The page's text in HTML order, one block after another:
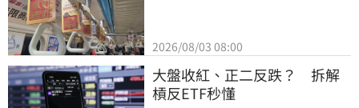
2026/08/03 08:00
大盤收紅、正二反跌？　拆解
槓反ETF秒懂